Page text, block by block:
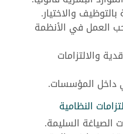
بالتوظيف والاختيار.
العمل في الأنظمة
والالتزامات
داخل المؤسسات.
النظامية
الصياغة السليمة.